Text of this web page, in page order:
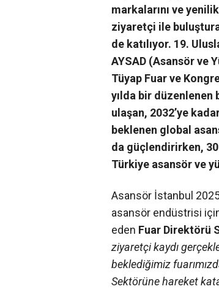
markalarını ve
ziyaretçi ile
de katılıyor. 19.
AYSAD (Asansör ve
Tüyap Fuar ve
yılda bir düzenlenen
ulaşan, 2032’ye
beklenen global
da güçlendirirken,
Türkiye asansör ve
Asansör İstanbul
asansör endüstrisi
eden Fuar Direktörü
ziyaretçi kaydı
beklediğimiz
Sektörüne hareket